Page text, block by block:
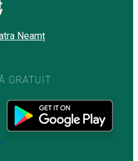
Neamț
GRATUIT